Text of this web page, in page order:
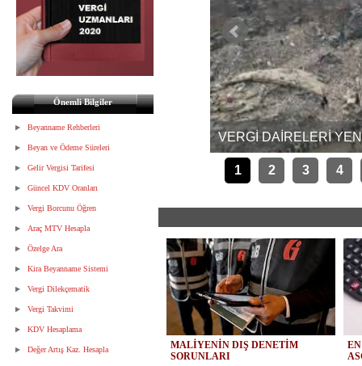
Önemli Bilgiler
Beyanname Rehberleri
Beyan ve Ödeme Süreleri
Gelir Vergisi Tarifesi
Güncel KDV Oranları
Vergi Borcunu Öğren
Araç MTV Hesapla
Özelge Ara
Kira Beyanname Sistemi
Vergi Dilekçematik
Vergi Takvimi
KDV Hesaplama
Değer Artış Kaz. Hesapla
VERGİ DAİRELERİ
1 2 3 4
MALİYENİN DIŞ DENETİM
SORUNLARI